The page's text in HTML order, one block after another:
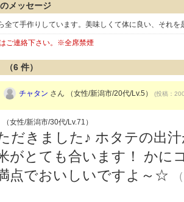
メッセージ
全て手作りしています。美味しくて体に良い、それ
ご連絡下さい。※全席禁煙
（6 件）
チャタン さん （女性/新潟市/20代/Lv.5） (投稿：
女性/新潟市/30代/Lv.71）
だきました♪ ホタテの出
がとても合います！ かに
点でおいしいですよ～☆